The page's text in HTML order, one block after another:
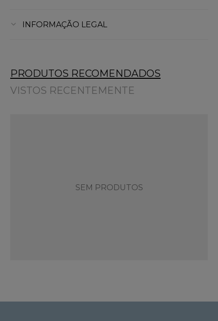
INFORMAÇÃO LEGAL
PRODUTOS RECOMENDADOS
VISTOS RECENTEMENTE
SEM PRODUTOS